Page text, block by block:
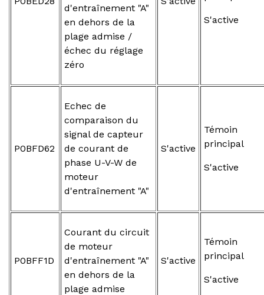
d'entraînement "A"
en dehors de la
plage admise /
échec du réglage
zéro
S'active
P0BFD62
Echec de
comparaison du
signal de capteur
de courant de
phase U-V-W de
moteur
d'entraînement "A"
S'active
Témoin
principal
S'active
P0BFF1D
Courant du circuit
de moteur
d'entraînement "A"
en dehors de la
plage admise
S'active
Témoin
principal
S'active